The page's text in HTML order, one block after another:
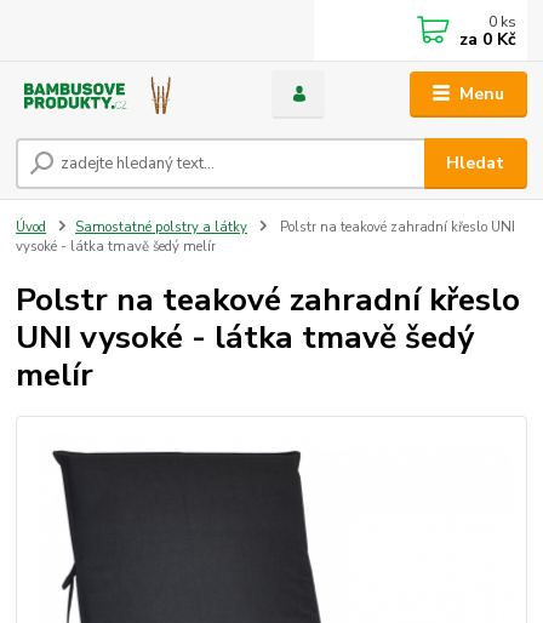
Menu
Hledat
0 ks
za 0 Kč
Úvod Samostatné polstry a látky
Polstr na teakové zahradní křeslo UNI
vysoké - látka tmavě šedý melír
Polstr na teakové zahradní křeslo
UNI vysoké - látka tmavě šedý
melír